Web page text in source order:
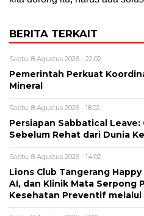
BERITA TERKAIT
Sabtu, 8 Agustus 2026 - 22:02
Pemerintah Perkuat
Mineral
Sabtu, 8 Agustus 2026 - 18:02
Persiapan Sabbatical Leave:
Sebelum Rehat dari Dunia
Sabtu, 8 Agustus 2026 - 14:02
Lions Club Tangerang
AI, dan Klinik Mata Serpong
Kesehatan Preventif